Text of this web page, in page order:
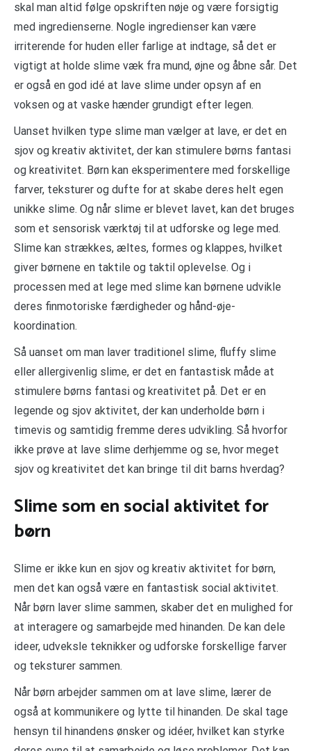
skal man altid følge opskriften nøje og være forsigtig
med ingredienserne. Nogle ingredienser kan være
irriterende for huden eller farlige at indtage, så det er
vigtigt at holde slime væk fra mund, øjne og åbne sår. Det
er også en god idé at lave slime under opsyn af en
voksen og at vaske hænder grundigt efter legen.
Uanset hvilken type slime man vælger at lave, er det en
sjov og kreativ aktivitet, der kan stimulere børns fantasi
og kreativitet. Børn kan eksperimentere med forskellige
farver, teksturer og dufte for at skabe deres helt egen
unikke slime. Og når slime er blevet lavet, kan det bruges
som et sensorisk værktøj til at udforske og lege med.
Slime kan strækkes, æltes, formes og klappes, hvilket
giver børnene en taktile og taktil oplevelse. Og i
processen med at lege med slime kan børnene udvikle
deres finmotoriske færdigheder og hånd-øje-
koordination.
Så uanset om man laver traditionel slime, fluffy slime
eller allergivenlig slime, er det en fantastisk måde at
stimulere børns fantasi og kreativitet på. Det er en
legende og sjov aktivitet, der kan underholde børn i
timevis og samtidig fremme deres udvikling. Så hvorfor
ikke prøve at lave slime derhjemme og se, hvor meget
sjov og kreativitet det kan bringe til dit barns hverdag?
Slime som en social aktivitet for
børn
Slime er ikke kun en sjov og kreativ aktivitet for børn,
men det kan også være en fantastisk social aktivitet.
Når børn laver slime sammen, skaber det en mulighed for
at interagere og samarbejde med hinanden. De kan dele
ideer, udveksle teknikker og udforske forskellige farver
og teksturer sammen.
Når børn arbejder sammen om at lave slime, lærer de
også at kommunikere og lytte til hinanden. De skal tage
hensyn til hinandens ønsker og idéer, hvilket kan styrke